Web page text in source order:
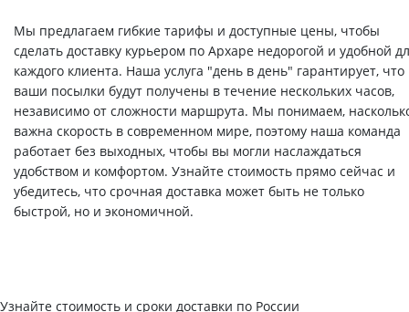
Мы предлагаем гибкие тарифы и доступные цены, чтобы
сделать доставку курьером по Архаре недорогой и удобной
каждого клиента. Наша услуга "день в день" гарантирует, что
ваши посылки будут получены в течение нескольких часов,
независимо от сложности маршрута. Мы понимаем,
важна скорость в современном мире, поэтому наша команда
работает без выходных, чтобы вы могли наслаждаться
удобством и комфортом. Узнайте стоимость прямо сейчас и
убедитесь, что срочная доставка может быть не только
быстрой, но и экономичной.
Узнайте стоимость и сроки доставки по России